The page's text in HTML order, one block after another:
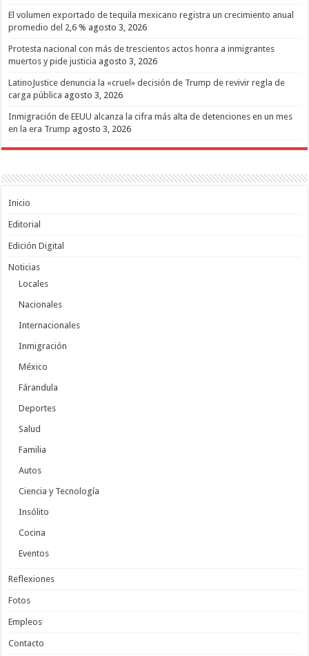
El volumen exportado de tequila mexicano registra un crecimiento anual
promedio del 2,6 % agosto 3, 2026
Protesta nacional con más de trescientos actos honra a inmigrantes
muertos y pide justicia agosto 3, 2026
LatinoJustice denuncia la «cruel» decisión de Trump de revivir regla de
carga pública agosto 3, 2026
Inmigración de EEUU alcanza la cifra más alta de detenciones en un mes
en la era Trump agosto 3, 2026
Inicio
Editorial
Edición Digital
Noticias
Locales
Nacionales
Internacionales
Inmigración
México
Fárandula
Deportes
Salud
Familia
Autos
Ciencia y Tecnología
Insólito
Cocina
Eventos
Reflexiones
Fotos
Empleos
Contacto